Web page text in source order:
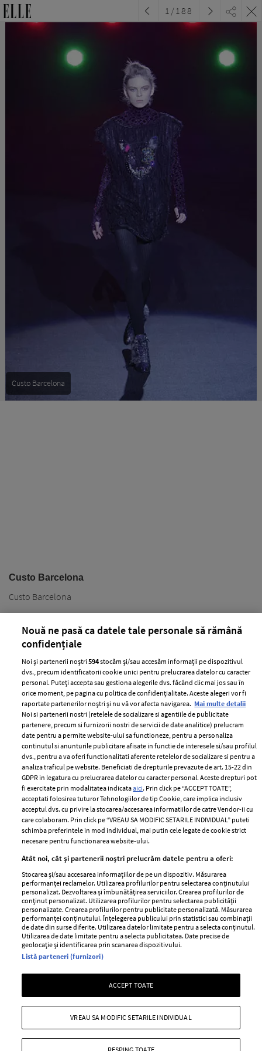
Custo Barcelona
Custo Barcelona
Custo Barcelona
1 /188
PARTENERI
Unul dintre cele mai folosite
aeroporturi din Europa își
închide complet porțile timp
de trei luni. Milioane de
pasageri, afectați
Un vecin instruit poate salva o
viață. Vezi despre ce e vorba
Intră în culisele noii colecții
Vara care te schimbă: cum
transformi fiecare amintire
într-o poveste pe care o porți
Nouă ne pasă ca datele tale personale să rămână
confidențiale
Noi și partenerii noștri594stocăm și/sau accesăm informații pe dispozitivul
dvs., precum identificatorii cookie unici pentru prelucrarea datelor cu caracter
personal. Puteți accepta sau gestiona alegerile dvs. făcând clic mai jos sau în
orice moment, pe pagina cu politica de confidențialitate. Aceste alegeri vor fi
raportate partenerilor noștri și nu vă vor afecta navigarea. Mai multe detalii
Noi si partenerii nostri (retelele de socializare si agentiile de publicitate
partenere, precum si furnizorii nostri de servicii de date analitice) prelucram
date pentru a permite website-ului sa functioneze, pentru a personaliza
continutul si anunturile publicitare afisate in functie de interesele si/sau profilul
dvs., pentru a va oferi functionalitati aferente retelelor de socializare si pentru a
analiza traficul pe website. Beneficiati de drepturile prevazute de art. 15-22 din
GDPR in legatura cu prelucrarea datelor cu caracter personal. Aceste drepturi pot
fi exercitate prin modalitatea indicataaici. Prin click pe “ACCEPT TOATE”,
acceptati folosirea tuturor Tehnologiilor de tip Cookie, care implica inclusiv
acceptul dvs. cu privire la stocarea/accesarea informatiilor de catre Vendor-ii cu
care colaboram. Prin click pe “VREAU SA MODIFIC SETARILE INDIVIDUAL” puteti
schimba preferintele in mod individual, mai putin cele legate de cookie strict
necesare pentru functionarea website-ului.
Atât noi, cât și partenerii noștri prelucrăm datele pentru a oferi:
Stocarea și/sau accesarea informațiilor de pe un dispozitiv. Măsurarea
performanței reclamelor. Utilizarea profilurilor pentru selectarea conținutului
personalizat. Dezvoltarea și îmbunătățirea serviciilor. Crearea profilurilor de
conținut personalizat. Utilizarea profilurilor pentru selectarea publicității
personalizate. Crearea profilurilor pentru publicitate personalizată. Măsurarea
performanței conținutului. Înțelegerea publicului prin statistici sau combinații
de date din surse diferite. Utilizarea datelor limitate pentru a selecta conținutul.
Utilizarea de date limitate pentru a selecta publicitatea. Date precise de
geolocație și identificarea prin scanarea dispozitivului.
Listă parteneri (furnizori)
ACCEPT TOATE
VREAU SA MODIFIC SETARILE INDIVIDUAL